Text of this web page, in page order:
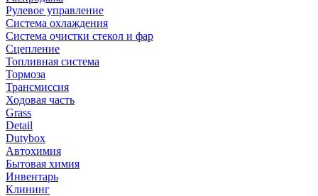
Рулевое управление
Система охлаждения
Система очистки стекол и фар
Сцепление
Топливная система
Тормоза
Трансмиссия
Ходовая часть
Grass
Detail
Dutybox
Автохимия
Бытовая химия
Инвентарь
Клининг